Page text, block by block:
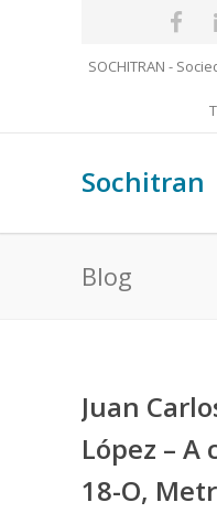
SOCHITRAN -
Sochitran
Blog
Juan
López – A
18-O,